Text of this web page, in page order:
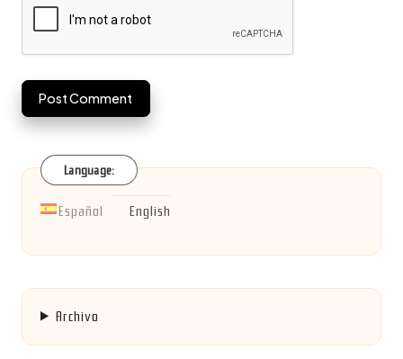
Language:
Español English
Archivo